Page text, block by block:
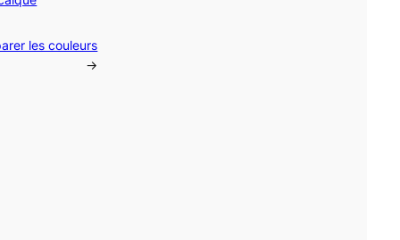
les couleurs
→